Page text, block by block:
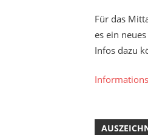
Für das
es ein
Infos dazu